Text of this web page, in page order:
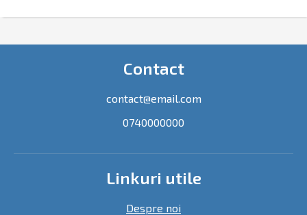
Contact
contact@email.com
0740000000
Linkuri utile
Despre noi